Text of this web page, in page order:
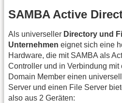
SAMBA Active
Als universeller Directory und
Unternehmen eignet sich eine
Hardware, die mit SAMBA als
Controller und in Verbindung mit
Domain Member einen
Server und einen File Server
also aus 2 Geräten: